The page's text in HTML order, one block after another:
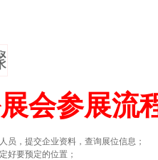
会参展流
员，提交企业资料，查询展位信息；
好要预定的位置；